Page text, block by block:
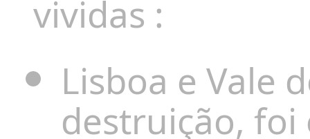
vividas :
Lisboa e Vale
destruição,